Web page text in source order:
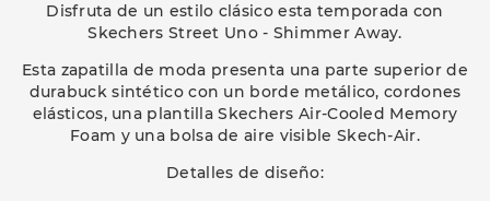
Disfruta de un estilo clásico esta temporada con
Skechers Street Uno - Shimmer Away.
Esta zapatilla de moda presenta una parte superior de
durabuck sintético con un borde metálico, cordones
elásticos, una plantilla Skechers Air-Cooled Memory
Foam y una bolsa de aire visible Skech-Air.
Detalles de diseño: